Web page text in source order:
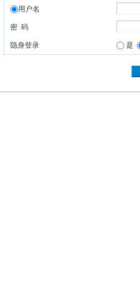
用户名
密 码
隐身登录 是